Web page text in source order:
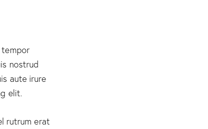
nostrud
aute irure
elit.
rutrum erat